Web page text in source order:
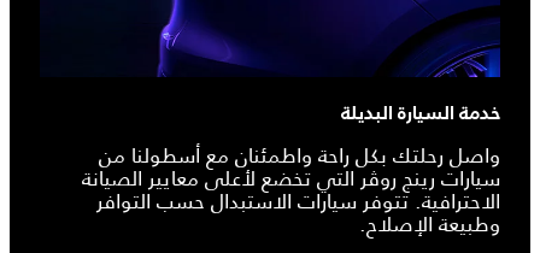
خدمة السيارة البديلة
واصل رحلتك بكل راحة واطمئنان مع أسطولنا من
سيارات رينج روڤر التي تخضع لأعلى معايير الصيانة
الاحترافية. تتوفر سيارات الاستبدال حسب التوافر
وطبيعة الإصلاح.